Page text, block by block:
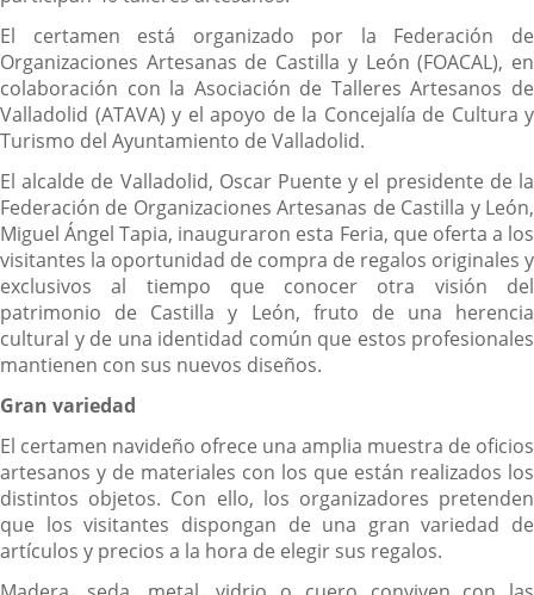
El certamen está organizado por la Federación de
Organizaciones Artesanas de Castilla y León (FOACAL), en
colaboración con la Asociación de Talleres Artesanos de
Valladolid (ATAVA) y el apoyo de la Concejalía de Cultura y
Turismo del Ayuntamiento de Valladolid.
El alcalde de Valladolid, Oscar Puente y el presidente de la
Federación de Organizaciones Artesanas de Castilla y León,
Miguel Ángel Tapia, inauguraron esta Feria, que oferta a los
visitantes la oportunidad de compra de regalos originales y
exclusivos al tiempo que conocer otra visión del
patrimonio de Castilla y León, fruto de una herencia
cultural y de una identidad común que estos profesionales
mantienen con sus nuevos diseños.
Gran variedad
El certamen navideño ofrece una amplia muestra de oficios
artesanos y de materiales con los que están realizados los
distintos objetos. Con ello, los organizadores pretenden
que los visitantes dispongan de una gran variedad de
artículos y precios a la hora de elegir sus regalos.